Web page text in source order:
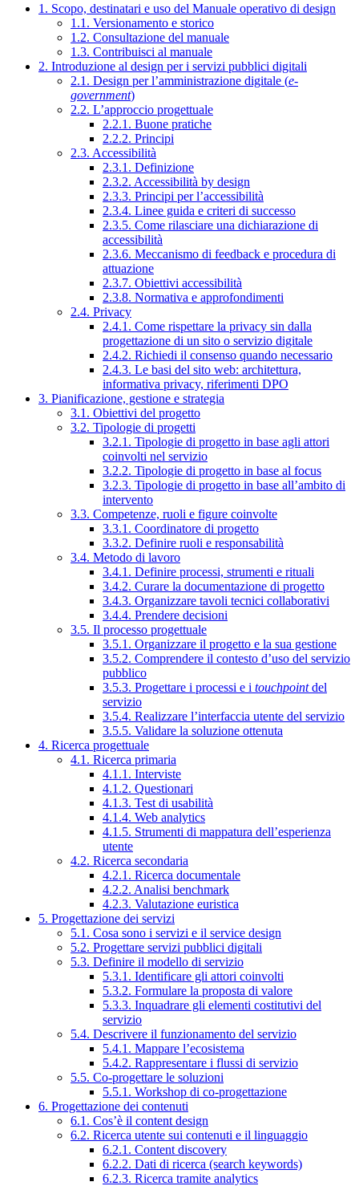
1. Scopo, destinatari e uso del Manuale operativo di design
1.1. Versionamento e storico
1.2. Consultazione del manuale
1.3. Contribuisci al manuale
2. Introduzione al design per i servizi pubblici digitali
2.1. Design per l’amministrazione digitale (e-
government)
2.2. L’approccio progettuale
2.2.1. Buone pratiche
2.2.2. Principi
2.3. Accessibilità
2.3.1. Definizione
2.3.2. Accessibilità by design
2.3.3. Principi per l’accessibilità
2.3.4. Linee guida e criteri di successo
2.3.5. Come rilasciare una dichiarazione di
accessibilità
2.3.6. Meccanismo di feedback e procedura di
attuazione
2.3.7. Obiettivi accessibilità
2.3.8. Normativa e approfondimenti
2.4. Privacy
2.4.1. Come rispettare la privacy sin dalla
progettazione di un sito o servizio digitale
2.4.2. Richiedi il consenso quando necessario
2.4.3. Le basi del sito web: architettura,
informativa privacy, riferimenti DPO
3. Pianificazione, gestione e strategia
3.1. Obiettivi del progetto
3.2. Tipologie di progetti
3.2.1. Tipologie di progetto in base agli attori
coinvolti nel servizio
3.2.2. Tipologie di progetto in base al focus
3.2.3. Tipologie di progetto in base all’ambito di
intervento
3.3. Competenze, ruoli e figure coinvolte
3.3.1. Coordinatore di progetto
3.3.2. Definire ruoli e responsabilità
3.4. Metodo di lavoro
3.4.1. Definire processi, strumenti e rituali
3.4.2. Curare la documentazione di progetto
3.4.3. Organizzare tavoli tecnici collaborativi
3.4.4. Prendere decisioni
3.5. Il processo progettuale
3.5.1. Organizzare il progetto e la sua gestione
3.5.2. Comprendere il contesto d’uso del servizio
pubblico
3.5.3. Progettare i processi e i touchpointdel
servizio
3.5.4. Realizzare l’interfaccia utente del servizio
3.5.5. Validare la soluzione ottenuta
4. Ricerca progettuale
4.1. Ricerca primaria
4.1.1. Interviste
4.1.2. Questionari
4.1.3. Test di usabilità
4.1.4. Web analytics
4.1.5. Strumenti di mappatura dell’esperienza
utente
4.2. Ricerca secondaria
4.2.1. Ricerca documentale
4.2.2. Analisi benchmark
4.2.3. Valutazione euristica
5. Progettazione dei servizi
5.1. Cosa sono i servizi e il service design
5.2. Progettare servizi pubblici digitali
5.3. Definire il modello di servizio
5.3.1. Identificare gli attori coinvolti
5.3.2. Formulare la proposta di valore
5.3.3. Inquadrare gli elementi costitutivi del
servizio
5.4. Descrivere il funzionamento del servizio
5.4.1. Mappare l’ecosistema
5.4.2. Rappresentare i flussi di servizio
5.5. Co-progettare le soluzioni
5.5.1. Workshop di co-progettazione
6. Progettazione dei contenuti
6.1. Cos’è il content design
6.2. Ricerca utente sui contenuti e il linguaggio
6.2.1. Content discovery
6.2.2. Dati di ricerca (search keywords)
6.2.3. Ricerca tramite analytics